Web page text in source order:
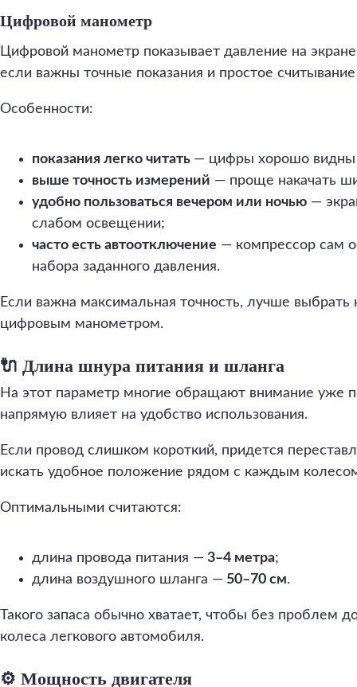
Цифровой манометр
Цифровой манометр показывает давление на
если важны точные показания и простое
Особенности:
показания легко читать — цифры хорошо видны
выше точность измерений — проще накачать
удобно пользоваться вечером или ночью —
слабом освещении;
часто есть автоотключение — компрессор сам
набора заданного давления.
Если важна максимальная точность, лучше
цифровым манометром.
🔌 Длина шнура питания и шланга
На этот параметр многие обращают внимание уже
напрямую влияет на удобство использования.
Если провод слишком короткий, придется
искать удобное положение рядом с каждым
Оптимальными считаются:
длина провода питания — 3–4 метра;
длина воздушного шланга — 50–70 см.
Такого запаса обычно хватает, чтобы без проблем
колеса легкового автомобиля.
⚙️ Мощность двигателя